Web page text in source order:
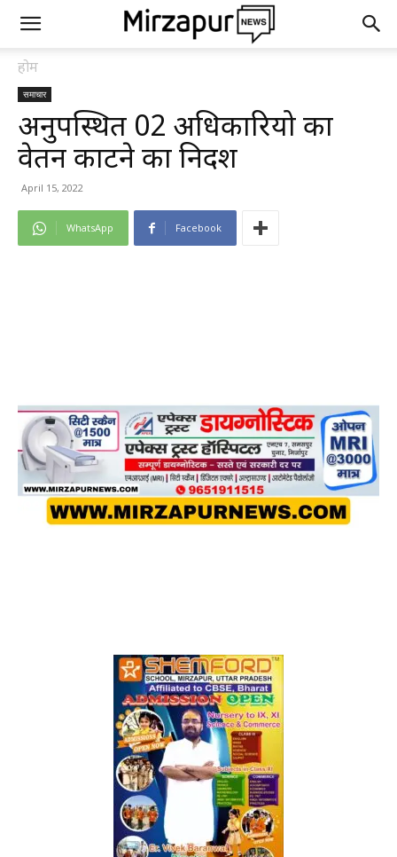
होम
समाचार
अनुपस्थित 02 अधिकारियो का
वेतन काटने का निर्देश
April 15, 2022
WhatsApp Facebook